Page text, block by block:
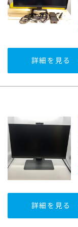
詳細を見る
詳細を見る